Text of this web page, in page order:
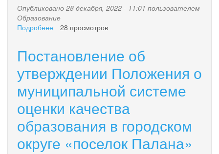
Опубликовано 28 декабря, 2022 - 11:01 пользователем
Образование
Подробнее
утверждении
системы
образовательных
результатов
обучающихся
городского
округа
«поселок
28 просмотров
Постановление об
утверждении Положения о
муниципальной системе
оценки качества
образования в городском
округе «поселок Палана»